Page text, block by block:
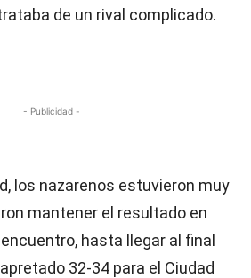
de un rival complicado.
- Publicidad -
los nazarenos estuvieron muy
mantener el resultado en
hasta llegar al final
32-34 para el Ciudad